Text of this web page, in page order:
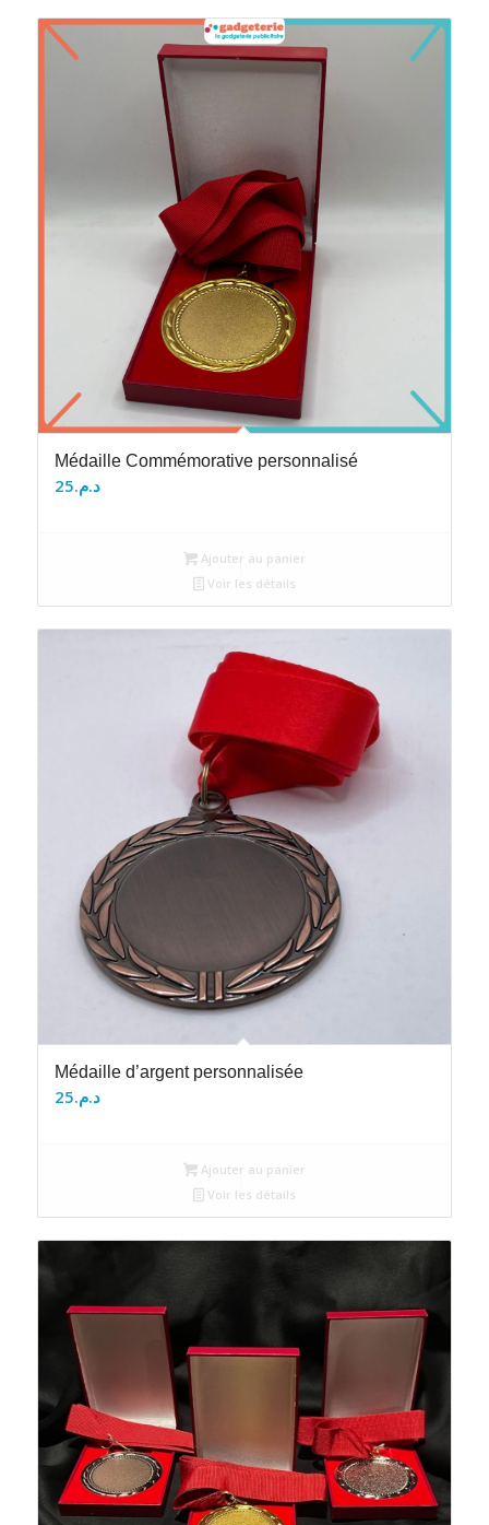
Médaille Commémorative personnalisé
د.م.25
Ajouter au panier
Voir les détails
Médaille d’argent personnalisée
د.م.25
Ajouter au panier
Voir les détails